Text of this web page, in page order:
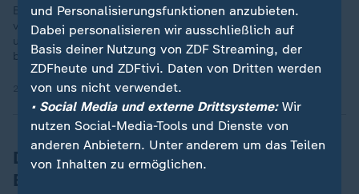
Brandenburg gründet ein Waldbrandkompetenzzentrum,
verbessert Ausrüstung, Infrastruktur und verschärft Strafen,
um Waldbrände künftig besser zu verhindern und schneller zu
bekämpfen.
23.06.2025 | 1:51 min
Direkter Zusammenhang zwischen
Bränden und Klimawandel?
und Personalisierungsfunktionen anzubieten.
Dabei personalisieren wir ausschließlich auf
Basis deiner Nutzung von ZDF Streaming, der
ZDFheute und ZDFtivi. Daten von Dritten werden
von uns nicht verwendet.
• Social Media und externe Drittsysteme:Wir
nutzen Social-Media-Tools und Dienste von
anderen Anbietern. Unter anderem um das Teilen
von Inhalten zu ermöglichen.